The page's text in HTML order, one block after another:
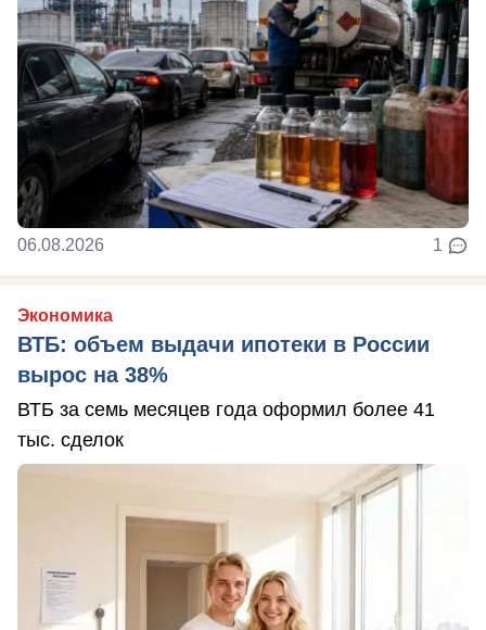
06.08.2026 1
Экономика
ВТБ: объем выдачи ипотеки в России
вырос на 38%
ВТБ за семь месяцев года оформил более 41
тыс. сделок